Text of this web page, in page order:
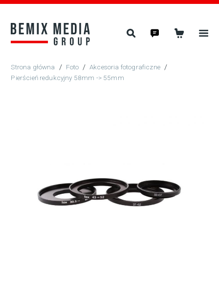
/ Foto /Akcesoria fotograficzne/
Pierścień redukcyjny 58mm -> 55mm